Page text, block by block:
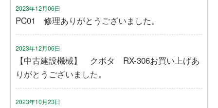
2023年12月06日
PC01 修理ありがとうございました。
2023年12月06日
【中古建設機械】 クボタ RX-306お買い上げあ
りがとうございました。
2023年10月23日